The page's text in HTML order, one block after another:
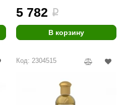
5 782 i
В корзину
Код: 2304515